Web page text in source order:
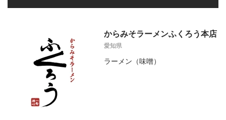
からみそラーメンふくろう本店
愛知県
ラーメン（味噌）